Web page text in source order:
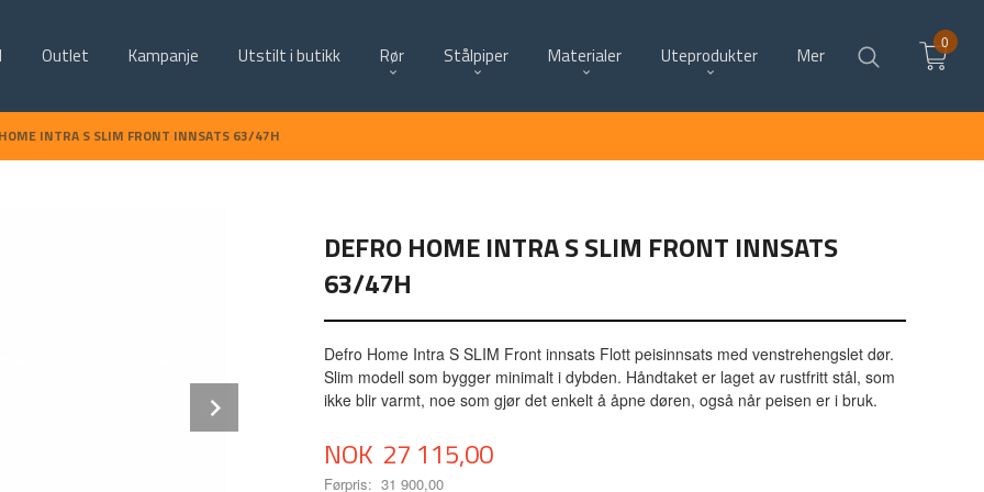
Outlet Kampanje Utstilt i butikk Rør Stålpiper Materialer Uteprodukter Mer
0
INTRA S SLIM FRONT INNSATS 63/47H
DEFRO HOME INTRA S SLIM FRONT INNSATS
63/47H
Defro Home Intra S SLIM Front innsats Flott peisinnsats med venstrehengslet dør.
Slim modell som bygger minimalt i dybden. Håndtaket er laget av rustfritt stål, som
ikke blir varmt, noe som gjør det enkelt å åpne døren, også når peisen er i bruk.
Tilbud
NOK 27 115,00
Førpris: 31 900,00